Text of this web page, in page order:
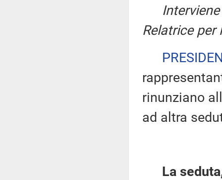
Relatrice per
rinunziano
ad altra
La